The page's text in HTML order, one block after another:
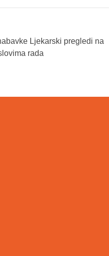
Ljekarski pregledi na
rada